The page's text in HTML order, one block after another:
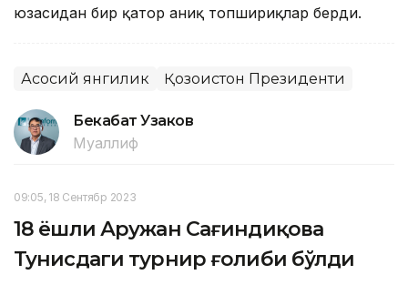
юзасидан бир қатор аниқ топшириқлар берди.
Асосий янгилик Қозоғистон Президенти
Бекабат Узаков
Муаллиф
09:05, 18 Сентябр 2023
18 ёшли Аружан Сағиндиқова
Тунисдаги турнир ғолиби бўлди